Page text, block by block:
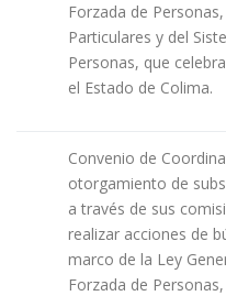
Forzada de
Particulares y del
Personas, que
el Estado de Colima.
Convenio de
otorgamiento de
a través de sus
realizar acciones de
marco de la Ley
Forzada de